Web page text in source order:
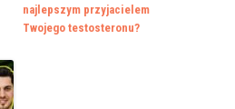
najlepszym przyjacielem
Twojego testosteronu?